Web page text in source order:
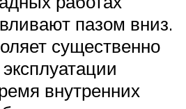
пазом вниз.
существенно
внутренних